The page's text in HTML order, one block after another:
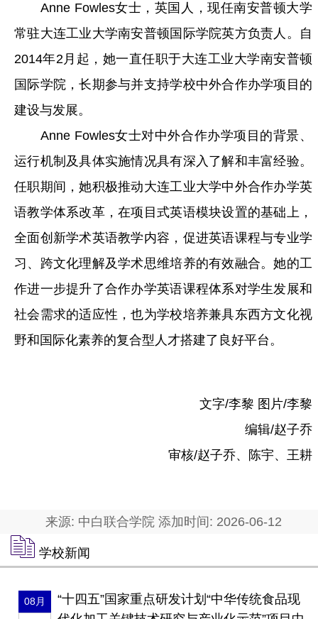
Anne Fowles女士，英国人，现任南安普顿大学
常驻大连工业大学南安普顿国际学院英方负责人。自
2014年2月起，她一直任职于大连工业大学南安普顿
国际学院，长期参与并支持学校中外合作办学项目的
建设与发展。
Anne Fowles女士对中外合作办学项目的背景、
运行机制及具体实施情况具有深入了解和丰富经验。
任职期间，她积极推动大连工业大学中外合作办学英
语教学体系改革，在项目式英语模块设置的基础上，
全面创新学术英语教学内容，促进英语课程与专业学
习、跨文化理解及学术思维培养的有效融合。她的工
作进一步提升了合作办学英语课程体系对学生发展和
社会需求的适应性，也为学校培养兼具东西方文化视
野和国际化素养的复合型人才搭建了良好平台。
文字/李黎 图片/李黎
编辑/赵子乔
审核/赵子乔、陈宇、王耕
来源: 中白联合学院 添加时间: 2026-06-12
学校新闻
08月 “十四五”国家重点研发计划“中华传统食品现